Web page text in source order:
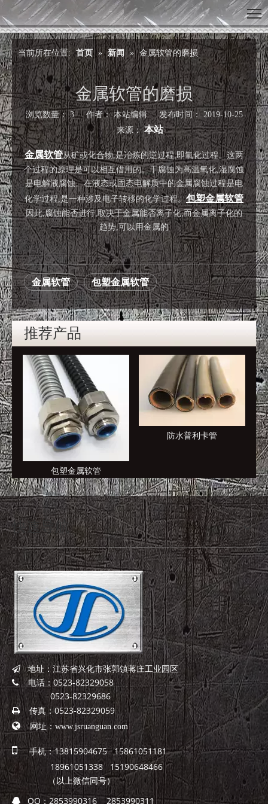
当前所在位置: 首页 » 新闻 » 金属软管的磨损
金属软管的磨损
浏览数量：3作者： 本站编辑 发布时间： 2019-10-25
来源：本站
["wechat","weibo","qzone","douban","email"]
金属软管从矿或化合物,是冶炼的逆过程,即氧化过程。这两
个过程的原理是可以相互借用的。干腐蚀为高温氧化,湿腐蚀
是电解液腐蚀。在液态或固态电解质中的金属腐蚀过程是电
化学过程,是一种涉及电子转移的化学过程。包塑金属软管
因此,腐蚀能否进行,取决于金属能否离子化;而金属离子化的
趋势,可以用金属的
金属软管 包塑金属软管
推荐产品
包塑金属软管
防水普利卡管
快速导航
地址：江苏省兴化市张郭镇蒋庄工业园区
电话：0523-82329058
0523-82329686
传真：0523-82329059
 网址：www.jsruanguan.com

手机：13815904675 15861051181
18961051338 15190648466
（以上微信同号）
 QQ：2853990316 2853990311